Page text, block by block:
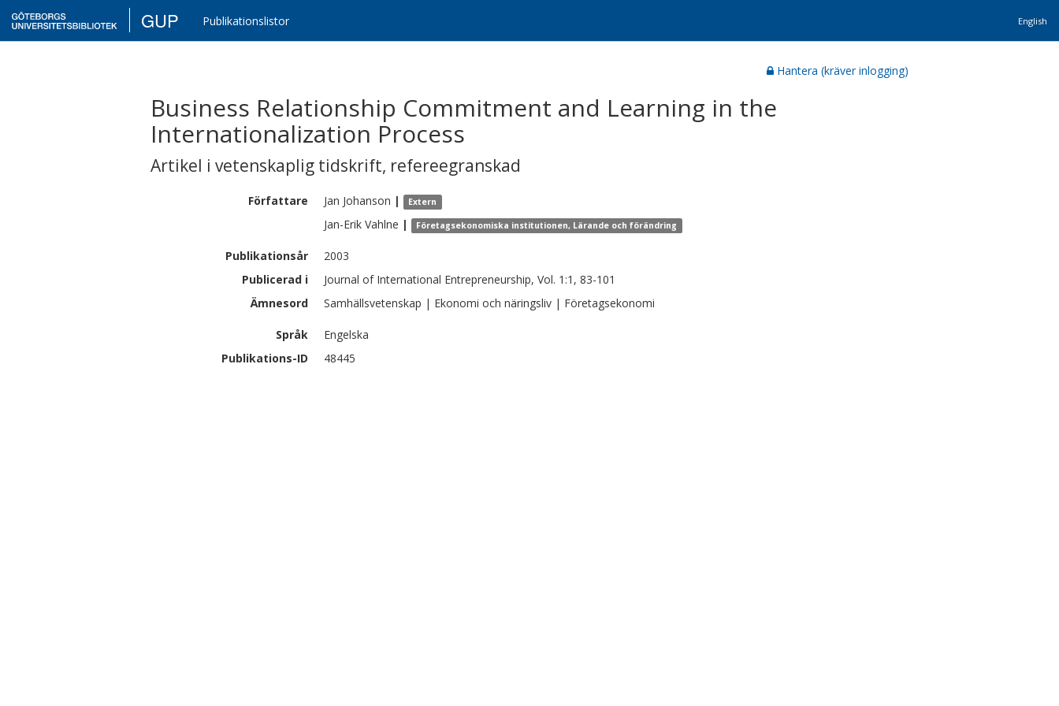
GUP Publikationslistor English
Hantera (kräver inlogging)
Business Relationship Commitment and Learning in the
Internationalization Process
Artikel i vetenskaplig tidskrift, refereegranskad
Författare Jan Johanson | Extern
Jan-Erik Vahlne | Företagsekonomiska institutionen, Lärande och förändring
Publikationsår
2003
Publicerad i
Journal of International Entrepreneurship, Vol. 1:1, 83-101
Ämnesord
Samhällsvetenskap | Ekonomi och näringsliv | Företagsekonomi
Språk
Engelska
Publikations-ID
48445